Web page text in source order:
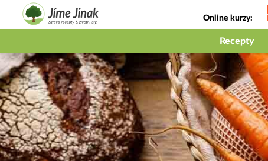
Online kurzy:
Jak na babičky
Recepty